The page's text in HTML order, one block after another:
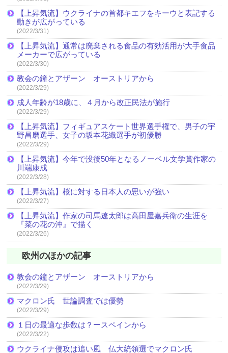
【上昇気流】ウクライナの首都キエフをキーウと表記する
動きが広がっている
(2022/3/31)
【上昇気流】通常は廃棄される食品の有効活用が大手食品
メーカーで広がっている
(2022/3/30)
教会の鐘とアザーン オーストリアから
(2022/3/29)
成人年齢が18歳に、４月から改正民法が施行
(2022/3/29)
【上昇気流】フィギュアスケート世界選手権で、男子の宇
野昌磨選手、女子の坂本花織選手が初優勝
(2022/3/29)
【上昇気流】今年で没後50年となるノーベル文学賞作家の
川端康成
(2022/3/28)
【上昇気流】桜に対する日本人の思いが強い
(2022/3/27)
【上昇気流】作家の司馬遼太郎は高田屋嘉兵衛の生涯を
『菜の花の沖』で描く
(2022/3/26)
欧州のほかの記事
教会の鐘とアザーン オーストリアから
(2022/3/29)
マクロン氏 世論調査では優勢
(2022/3/29)
１日の最適な歩数は？ースペインから
(2022/3/22)
ウクライナ侵攻は追い風 仏大統領選でマクロン氏